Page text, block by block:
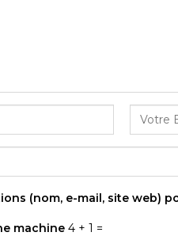
(nom, e-mail, site web)
machine 4 + 1 =